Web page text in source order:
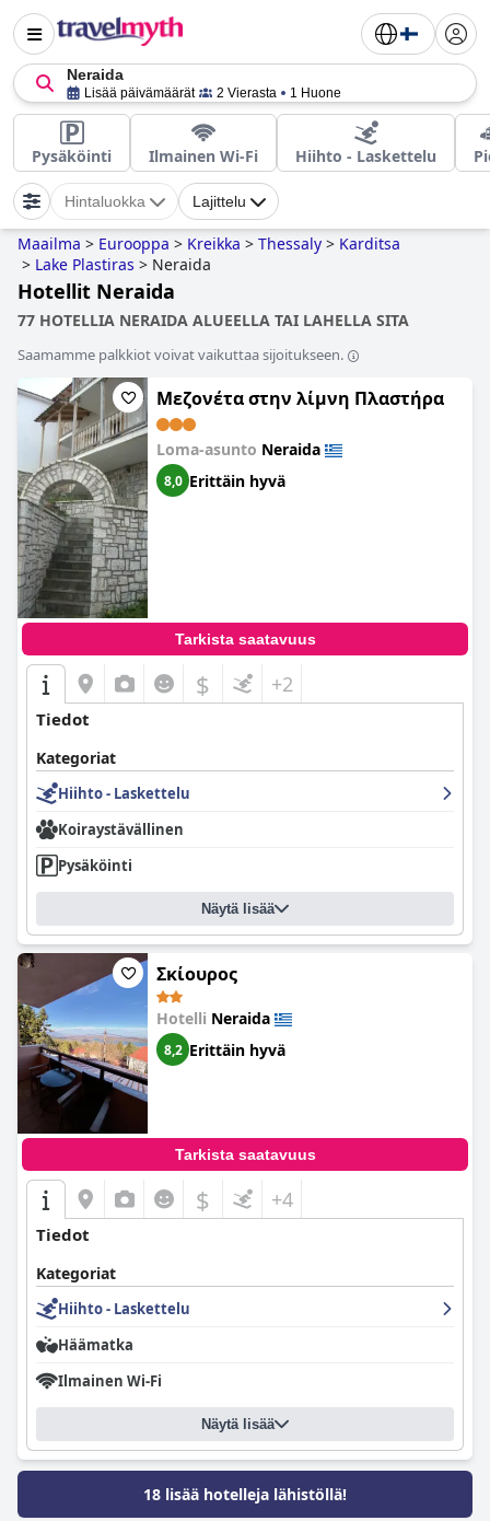
Neraida
Lisää päivämäärät 2 Vierasta 1 Huone
Pysäköinti Ilmainen Wi-Fi Hiihto - Laskettelu
Hintaluokka Lajittelu
Maailma > Eurooppa > Kreikka > Thessaly > Karditsa
> Lake Plastiras > Neraida
Hotellit Neraida
77 HOTELLIA NERAIDA ALUEELLA TAI LAHELLA SITA
Saamamme palkkiot voivat vaikuttaa sijoitukseen.
Μεζονέτα στην λίμνη Πλαστήρα
Loma-asunto Neraida
8,0 Erittäin hyvä
Tarkista saatavuus
$ +2
Tiedot
Kategoriat
Hiihto - Laskettelu
Koiraystävällinen
Pysäköinti
Näytä lisää
Σκίουρος
Hotelli Neraida
8,2 Erittäin hyvä
Tarkista saatavuus
$ +4
Tiedot
Kategoriat
Hiihto - Laskettelu
Häämatka
Ilmainen Wi-Fi
Näytä lisää
18 lisää hotelleja lähistöllä!